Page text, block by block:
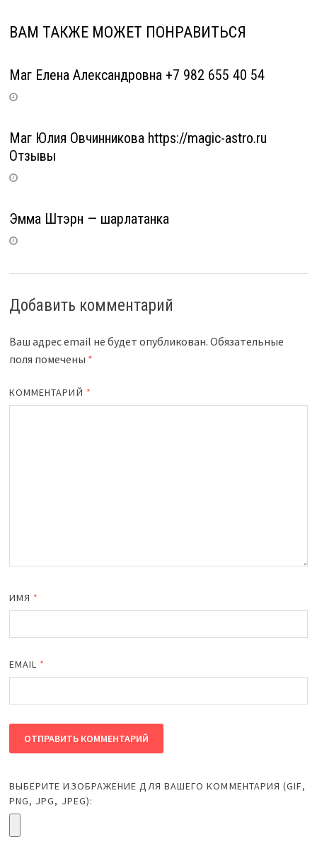
ВАМ ТАКЖЕ МОЖЕТ ПОНРАВИТЬСЯ
Маг Елена Александровна +7 982 655 40 54
Маг Юлия Овчинникова https://magic-astro.ru
Отзывы
Эмма Штэрн — шарлатанка
Добавить комментарий
Ваш адрес email не будет опубликован. Обязательные
поля помечены *
КОММЕНТАРИЙ *
ИМЯ *
EMAIL *
ВЫБЕРИТЕ ИЗОБРАЖЕНИЕ ДЛЯ ВАШЕГО КОММЕНТАРИЯ (GIF,
PNG, JPG, JPEG):